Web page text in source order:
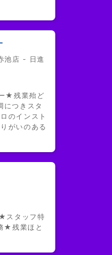
池店 - 日進
★残業殆ど
つきスタ
のインスト
がいのある
スタッフ特
★残業ほと